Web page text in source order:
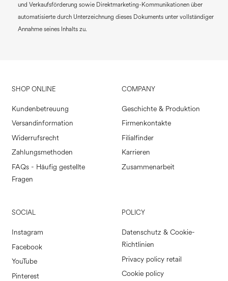
und Verkaufsförderung sowie Direktmarketing-Kommunikationen über
automatisierte durch Unterzeichnung dieses Dokuments unter vollständiger
Annahme seines Inhalts zu.
SHOP ONLINE
Kundenbetreuung
Versandinformation
Widerrufsrecht
Zahlungsmethoden
FAQs - Häufig gestellte
Fragen
COMPANY
Geschichte & Produktion
Firmenkontakte
Filialfinder
Karrieren
Zusammenarbeit
SOCIAL
Instagram
Facebook
YouTube
Pinterest
POLICY
Datenschutz & Cookie-
Richtlinien
Privacy policy retail
Cookie policy